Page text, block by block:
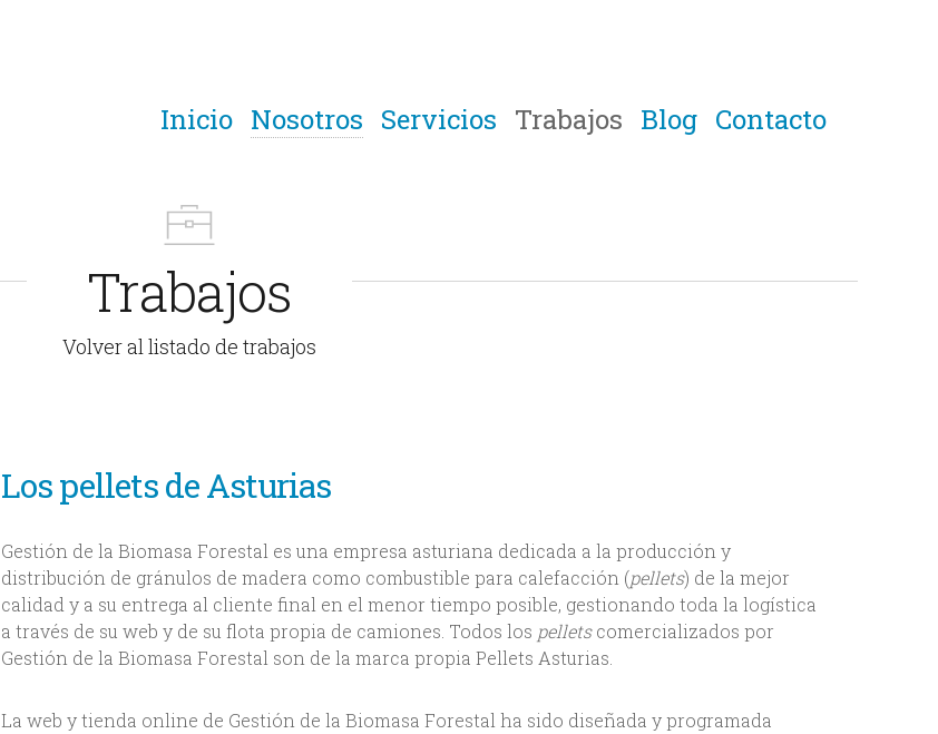
Inicio Nosotros Servicios Trabajos Blog Contacto
Trabajos
Volver al listado de trabajos
Los pellets de Asturias
Gestión de la Biomasa Forestal es una empresa asturiana dedicada a la producción y
distribución de gránulos de madera como combustible para calefacción (pellets) de la mejor
calidad y a su entrega al cliente final en el menor tiempo posible, gestionando toda la logística
a través de su web y de su flota propia de camiones. Todos los pelletscomercializados por
Gestión de la Biomasa Forestal son de la marca propia Pellets Asturias.
La web y tienda online de Gestión de la Biomasa Forestal ha sido diseñada y programada